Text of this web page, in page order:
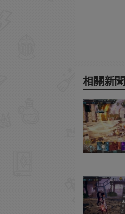
相關新聞